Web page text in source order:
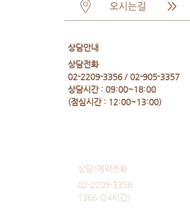
​상담안내
​상담전화
02-2209-3356 / 02-905-3357
상담시간 : 09:00~18:00
​(점심시간 : 12:00~13:00)
​상담/예약전화
02-2209-3356
1366 (24시간)